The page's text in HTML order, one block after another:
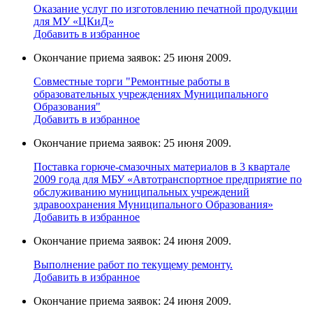
Оказание услуг по изготовлению печатной продукции
для МУ «ЦКиД»
Добавить в избранное
Окончание приема заявок: 25 июня 2009.
Cовместные торги "Ремонтные работы в
образовательных учреждениях Муниципального
Образования"
Добавить в избранное
Окончание приема заявок: 25 июня 2009.
Поставка горюче-смазочных материалов в 3 квартале
2009 года для МБУ «Автотранспортное предприятие по
обслуживанию муниципальных учреждений
здравоохранения Муниципального Образования»
Добавить в избранное
Окончание приема заявок: 24 июня 2009.
Выполнение работ по текущему ремонту.
Добавить в избранное
Окончание приема заявок: 24 июня 2009.